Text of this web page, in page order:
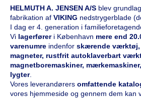
HELMUTH A. JENSEN A/S blev
fabrikation af VIKING nedstrygerblade
I dag er 4. generation i
Vi lagerfører i København mere end
varenumre indenfor skærende
magneter, rustfrit autoklaverbart
magnetboremaskiner,
lygter.
Vores leverandørers omfattende
vores hjemmeside og gennem dem kan